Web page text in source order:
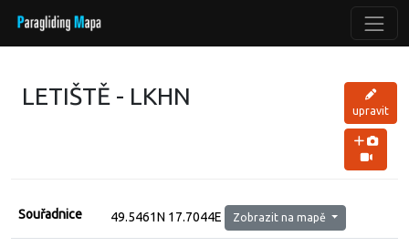
LETIŠTĚ - LKHN
upravit
Souřadnice 49.5461N 17.7044E Zobrazit na mapě